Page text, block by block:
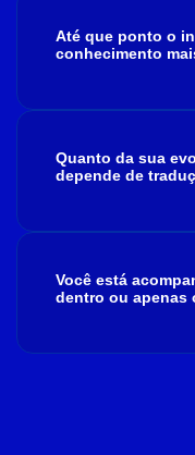
Até que ponto o
conhecimento
Quanto da sua
depende de
Você está
dentro ou apenas